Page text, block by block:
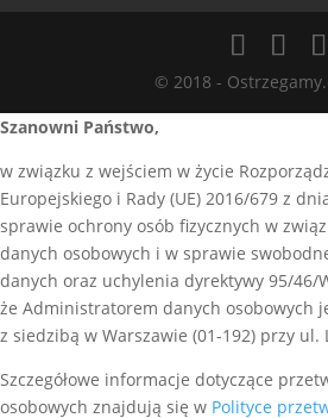
© 2018 -
Szanowni Państwo,
w związku z wejściem w życie
Europejskiego i Rady (UE) 2016/679 z
sprawie ochrony osób fizycznych w
danych osobowych i w sprawie
danych oraz uchylenia dyrektywy 95/46/
że Administratorem danych osobowych
z siedzibą w Warszawie (01-192) przy ul.
Szczegółowe informacje dotyczące
osobowych znajdują się w Polityce